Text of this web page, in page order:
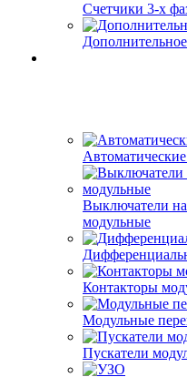
Счетчики 3-х
Выключатели
модульные
Контакторы
Модульные
Пускатели